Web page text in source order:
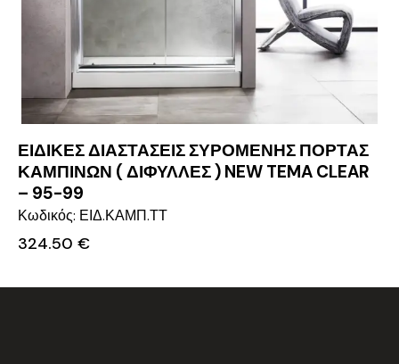
ΕΙΔΙΚΕΣ ΔΙΑΣΤΑΣΕΙΣ ΣΥΡΟΜΕΝΗΣ ΠΟΡΤΑΣ
ΚΑΜΠΙΝΩΝ ( ΔΙΦΥΛΛΕΣ ) NEW TEMA CLEAR
– 95-99
Κωδικός: ΕΙΔ.ΚΑΜΠ.ΤΤ
324.50 €